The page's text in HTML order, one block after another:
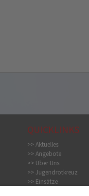
QUICKLINKS
>> Aktuelles
>> Angebote
>> Über Uns
>> Jugendrotkreuz
>> Einsätze